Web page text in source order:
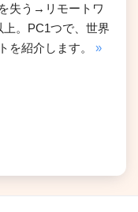
失う→リモートワ
。PC1つで、世界
を紹介します。 »